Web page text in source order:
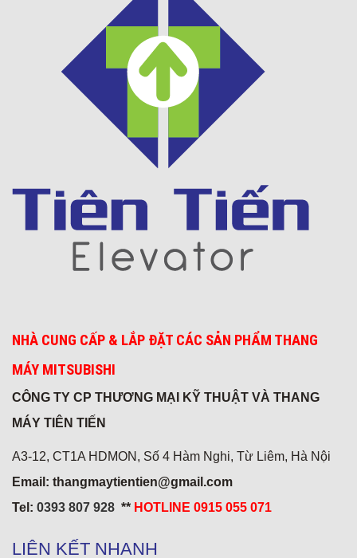
Honda Chí Quyên - Điện Biên
NHÀ CUNG CẤP & LẮP ĐẶT CÁC SẢN PHẨM THANG
MÁY MITSUBISHI
CÔNG TY CP THƯƠNG MẠI KỸ THUẬT VÀ THANG
MÁY TIÊN TIẾN
A3-12, CT1A HDMON, Số 4 Hàm Nghi, Từ Liêm, Hà Nội
Email: thangmaytientien@gmail.com
Tel: 0393 807 928 ** HOTLINE 0915 055 071
LIÊN KẾT NHANH